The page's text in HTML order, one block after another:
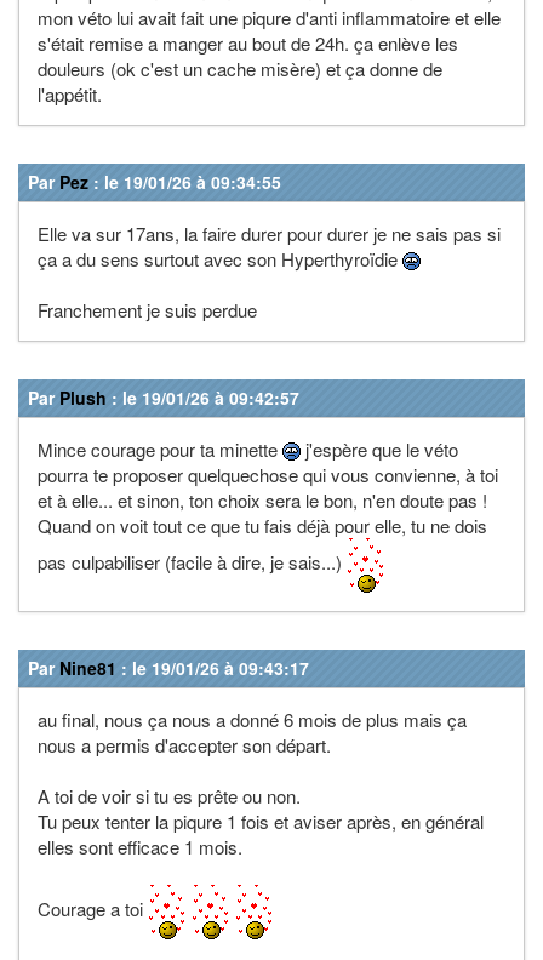
mon véto lui avait fait une piqure d'anti inflammatoire et elle
s'était remise a manger au bout de 24h. ça enlève les
douleurs (ok c'est un cache misère) et ça donne de
l'appétit.
Par Pez : le 19/01/26 à 09:34:55
Elle va sur 17ans, la faire durer pour durer je ne sais pas si
ça a du sens surtout avec son Hyperthyroïdie
Franchement je suis perdue
Par Plush : le 19/01/26 à 09:42:57
Mince courage pour ta minette
j'espère que le véto
pourra te proposer quelquechose qui vous convienne, à toi
et à elle... et sinon, ton choix sera le bon, n'en doute pas !
Quand on voit tout ce que tu fais déjà pour elle, tu ne dois
pas culpabiliser (facile à dire, je sais...)
Par Nine81 : le 19/01/26 à 09:43:17
au final, nous ça nous a donné 6 mois de plus mais ça
nous a permis d'accepter son départ.
A toi de voir si tu es prête ou non.
Tu peux tenter la piqure 1 fois et aviser après, en général
elles sont efficace 1 mois.
Courage a toi